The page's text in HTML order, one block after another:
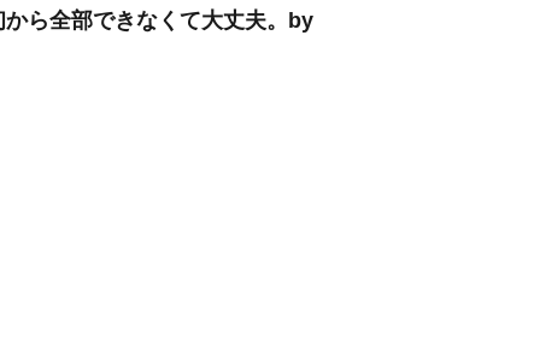
ら全部できなくて大丈夫。by